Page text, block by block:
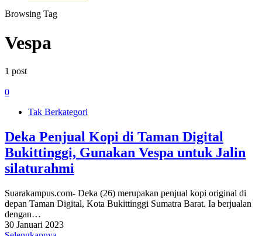
Browsing Tag
Vespa
1 post
0
Tak Berkategori
Deka Penjual Kopi di Taman Digital
Bukittinggi, Gunakan Vespa untuk Jalin
silaturahmi
Suarakampus.com- Deka (26) merupakan penjual kopi original di
depan Taman Digital, Kota Bukittinggi Sumatra Barat. Ia berjualan
dengan…
30 Januari 2023